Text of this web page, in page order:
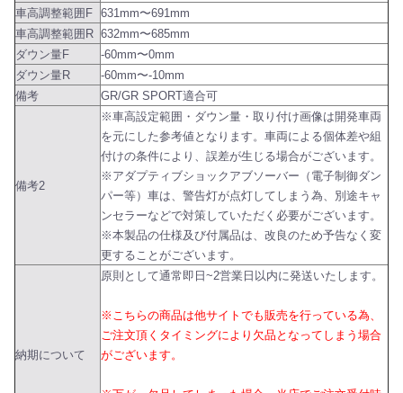
車高調整範囲F 631mm〜691mm
車高調整範囲R 632mm〜685mm
ダウン量F
-60mm〜0mm
ダウン量R
-60mm〜-10mm
備考
GR/GR SPORT適合可
備考2
※車高設定範囲・ダウン量・取り付け画像は開発車両
を元にした参考値となります。車両による個体差や組
付けの条件により、誤差が生じる場合がございます。
※アダプティブショックアブソーバー（電子制御ダン
パー等）車は、警告灯が点灯してしまう為、別途キャ
ンセラーなどで対策していただく必要がございます。
※本製品の仕様及び付属品は、改良のため予告なく変
更することがございます。
納期について
原則として通常即日~2営業日以内に発送いたします。
※こちらの商品は他サイトでも販売を行っている為、
ご注文頂くタイミングにより欠品となってしまう場合
がございます。